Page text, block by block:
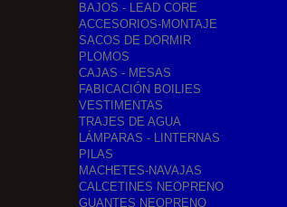
BAJOS - LEAD CORE
ACCESORIOS-MONTAJE
SACOS DE DORMIR
PLOMOS
CAJAS - MESAS
FABICACIÓN BOILIES
VESTIMENTAS
TRAJES DE AGUA
LÁMPARAS - LINTERNAS
PILAS
MACHETES-NAVAJAS
CALCETINES NEOPRENO
GUANTES NEOPRENO